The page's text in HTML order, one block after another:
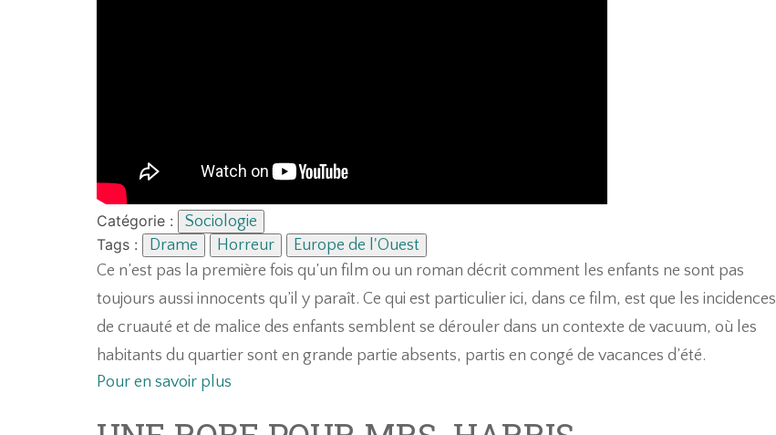
Catégorie :
Sociologie
Tags :
Drame Horreur
Europe de l'Ouest
Ce n’est pas la première fois qu’un film ou un roman décrit comment les enfants ne sont pas
toujours aussi innocents qu’il y paraît. Ce qui est particulier ici, dans ce film, est que les incidences
de cruauté et de malice des enfants semblent se dérouler dans un contexte de vacuum, où les
habitants du quartier sont en grande partie absents, partis en congé de vacances d’été.
Pour en savoir plus